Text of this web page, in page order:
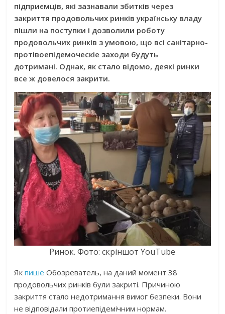
підприємців, які зазнавали збитків через
закриття продовольчих ринків українську владу
пішли на поступки і дозволили роботу
продовольчих ринків з умовою, що всі санітарно-
протівоепідемоческіе заходи будуть
дотримані. Однак, як стало відомо, деякі ринки
все ж довелося закрити.
Ринок. Фото: скріншот YouTube
Якпише Обозреватель, на даний момент 38
продовольчих ринків були закриті. Причиною
закриття стало недотримання вимог безпеки. Вони
не відповідали протиепідемічним нормам.